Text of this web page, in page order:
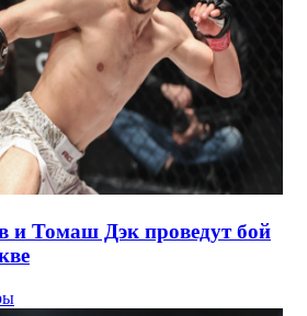
и Томаш Дэк проведут бой